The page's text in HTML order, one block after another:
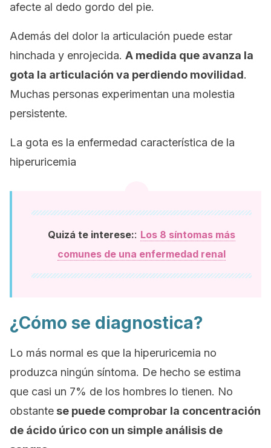
afecte al dedo gordo del pie.
Además del dolor la articulación puede estar
hinchada y enrojecida. A medida que avanza la
gota la articulación va perdiendo movilidad.
Muchas personas experimentan una molestia
persistente.
La gota es la enfermedad característica de la
hiperuricemia
Quizá te interese:: Los 8 síntomas más
comunes de una enfermedad renal
¿Cómo se diagnostica?
Lo más normal es que la hiperuricemia no
produzca ningún síntoma. De hecho se estima
que casi un 7% de los hombres lo tienen. No
obstante se puede comprobar la concentración
de ácido úrico con un simple análisis de